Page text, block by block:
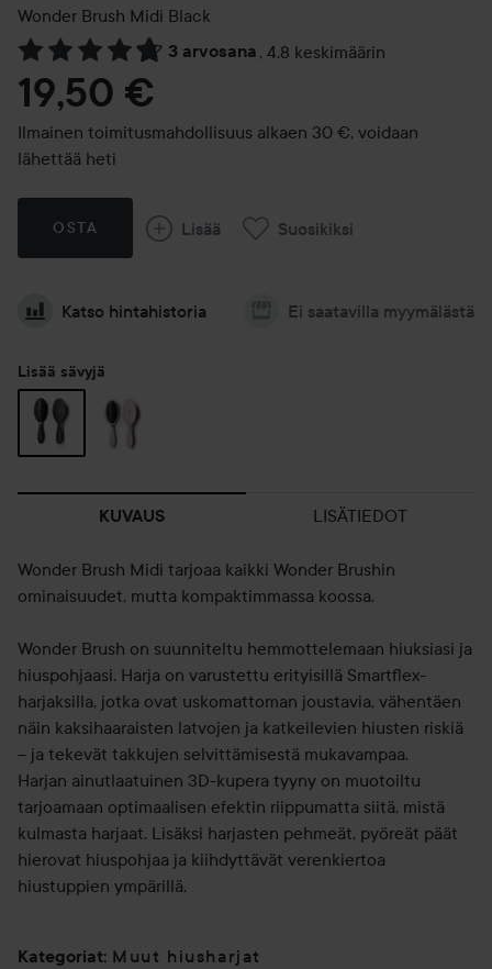
Wonder Brush Midi Black
3 arvosana , 4.8 keskimäärin
Siirtyä jhk Arvosana & kommentit
19,50 €
Ilmainen toimitusmahdollisuus alkaen 30 €, voidaan
lähettää heti
OSTA Lisää Suosikiksi
Katso hintahistoria Ei saatavilla myymälästä
Lisää sävyjä
KUVAUS LISÄTIEDOT
Wonder Brush Midi tarjoaa kaikki Wonder Brushin
ominaisuudet, mutta kompaktimmassa koossa.
Wonder Brush on suunniteltu hemmottelemaan hiuksiasi ja
hiuspohjaasi. Harja on varustettu erityisillä Smartflex-
harjaksilla, jotka ovat uskomattoman joustavia, vähentäen
näin kaksihaaraisten latvojen ja katkeilevien hiusten riskiä
– ja tekevät takkujen selvittämisestä mukavampaa.
Harjan ainutlaatuinen 3D-kupera tyyny on muotoiltu
tarjoamaan optimaalisen efektin riippumatta siitä, mistä
kulmasta harjaat. Lisäksi harjasten pehmeät, pyöreät päät
hierovat hiuspohjaa ja kiihdyttävät verenkiertoa
hiustuppien ympärillä.
Kategoriat: Muut hiusharjat